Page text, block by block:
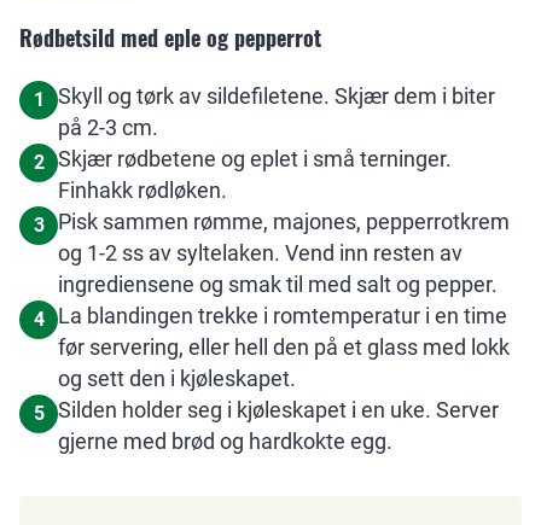
Rødbetsild med eple og pepperrot
1
Skyll og tørk av sildefiletene. Skjær dem i biter
på 2-3 cm.
2
Skjær rødbetene og eplet i små terninger.
Finhakk rødløken.
3
Pisk sammen rømme, majones, pepperrotkrem
og 1-2 ss av syltelaken. Vend inn resten av
ingrediensene og smak til med salt og pepper.
4
La blandingen trekke i romtemperatur i en time
før servering, eller hell den på et glass med lokk
og sett den i kjøleskapet.
5
Silden holder seg i kjøleskapet i en uke. Server
gjerne med brød og hardkokte egg.